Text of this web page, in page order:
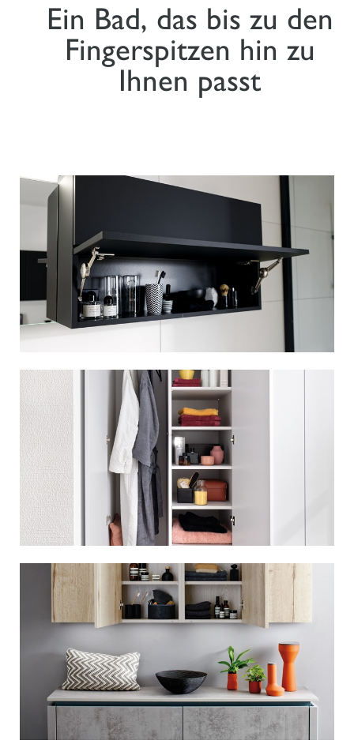
Ein Bad, das bis zu den
Fingerspitzen hin zu
Ihnen passt